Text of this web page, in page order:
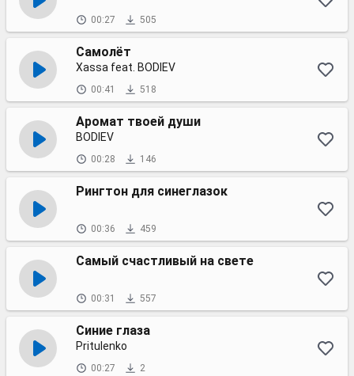
00:27 505
Самолёт
Xassa feat. BODIEV
00:41 518
Аромат твоей души
BODIEV
00:28 146
Рингтон для синеглазок
00:36 459
Самый счастливый на свете
00:31 557
Синие глаза
Pritulenko
00:27 2